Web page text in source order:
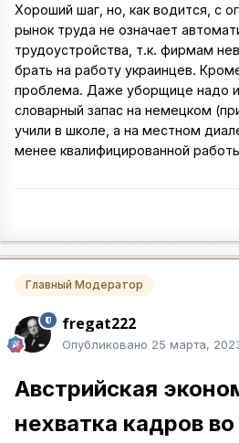
Хороший шаг, но, как водится, с
рынок труда не означает
трудоустройства, т.к. фирмам
брать на работу украинцев.
проблема. Даже уборщице надо
словарный запас на немецком
учили в школе, а на местном
менее квалифицированной
Главный Модератор
fregat222
Опубликовано 25 марта,
Австрийская
нехватка кадров во